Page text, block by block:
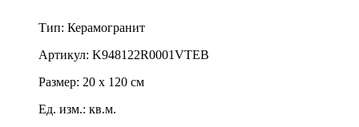
Тип: Керамогранит
Артикул: K948122R0001VTEB
Размер: 20 x 120 см
Ед. изм.: кв.м.